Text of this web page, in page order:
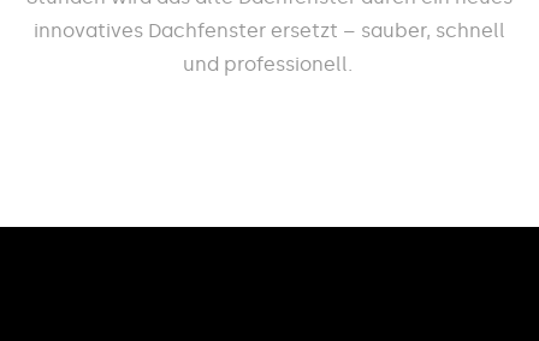
innovatives Dachfenster ersetzt – sauber, schnell
und professionell.